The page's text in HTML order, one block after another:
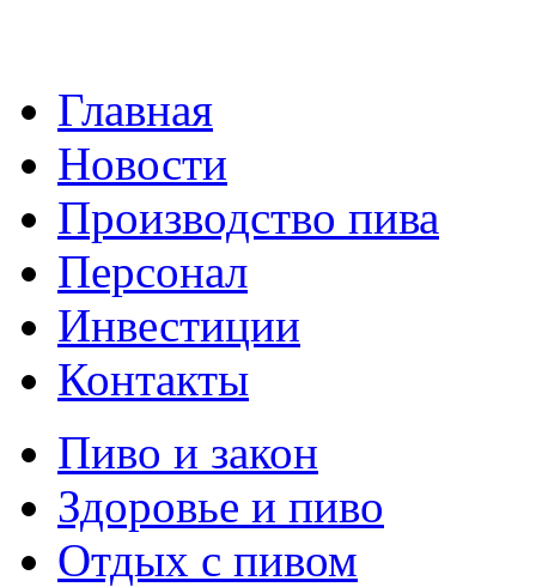
Главная
Новости
Производство пива
Персонал
Инвестиции
Контакты
Пиво и закон
Здоровье и пиво
Отдых с пивом